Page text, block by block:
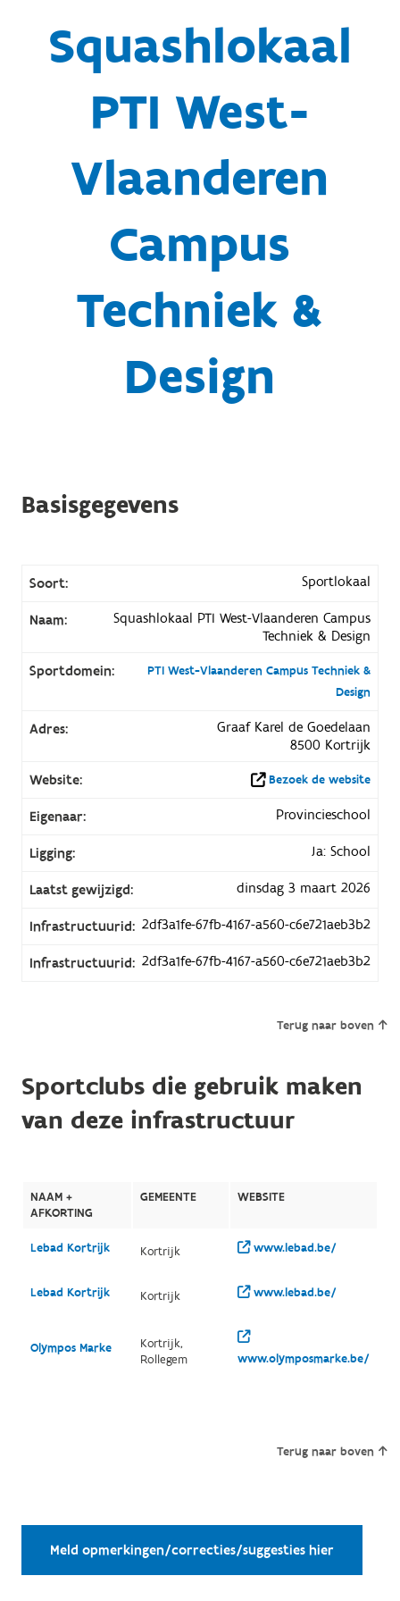
Squashlokaal
PTI West-
Vlaanderen
Campus
Techniek &
Design
Basisgegevens
Soort: Sportlokaal
Naam:
Squashlokaal PTI West-Vlaanderen Campus
Techniek & Design
Sportdomein:
PTI West-Vlaanderen Campus Techniek &
Design
Adres:
Graaf Karel de Goedelaan
8500 Kortrijk
Website:
Bezoek de website
Eigenaar: Provincieschool
Ligging: Ja: School
Laatst gewijzigd: dinsdag 3 maart 2026
Infrastructuurid: 2df3a1fe-67fb-4167-a560-c6e721aeb3b2
Infrastructuurid: 2df3a1fe-67fb-4167-a560-c6e721aeb3b2
Terug naar boven
Sportclubs die gebruik maken
van deze infrastructuur
NAAM +
AFKORTING
GEMEENTE WEBSITE
Lebad Kortrijk Kortrijk www.lebad.be/
Lebad Kortrijk Kortrijk www.lebad.be/
Olympos Marke
Kortrijk,
Rollegem
www.olymposmarke.be/
Terug naar boven
Meld opmerkingen/correcties/suggesties hier